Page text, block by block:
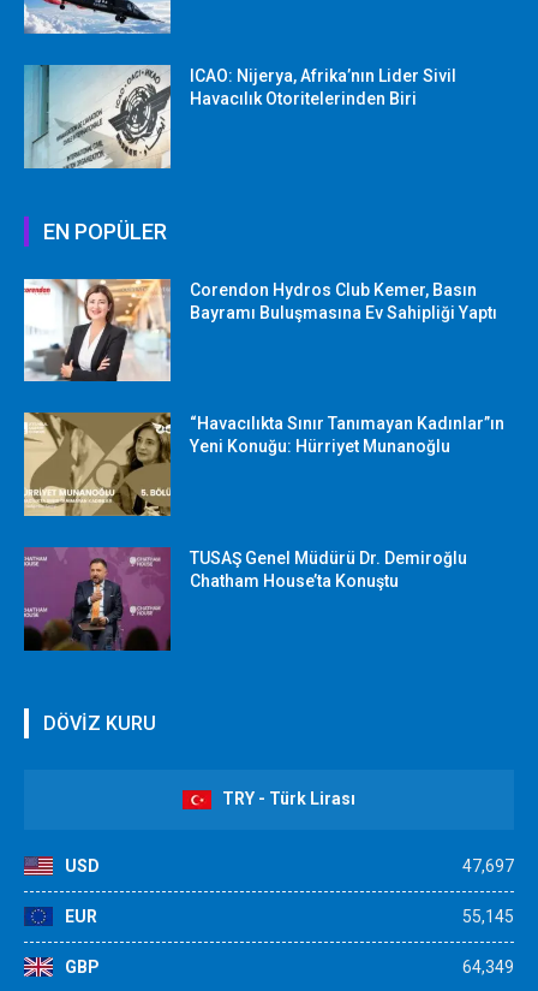
ICAO: Nijerya, Afrika’nın Lider Sivil
Havacılık Otoritelerinden Biri
EN POPÜLER
Corendon Hydros Club Kemer, Basın
Bayramı Buluşmasına Ev Sahipliği Yaptı
“Havacılıkta Sınır Tanımayan Kadınlar”ın
Yeni Konuğu: Hürriyet Munanoğlu
TUSAŞ Genel Müdürü Dr. Demiroğlu
Chatham House’ta Konuştu
DÖVİZ KURU
TRY - Türk Lirası
USD 47,697
EUR 55,145
GBP 64,349